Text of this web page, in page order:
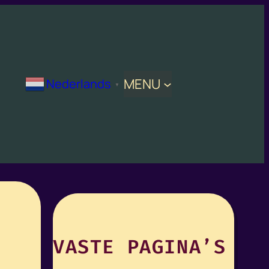
Nederlands ▼ MENU
VASTE PAGINA’S